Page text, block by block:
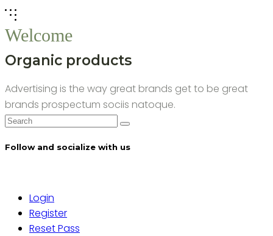
Welcome
Organic products
Advertising is the way great brands get to be great
brands prospectum sociis natoque.
Search
Follow and socialize with us
Login
Register
Reset Pass